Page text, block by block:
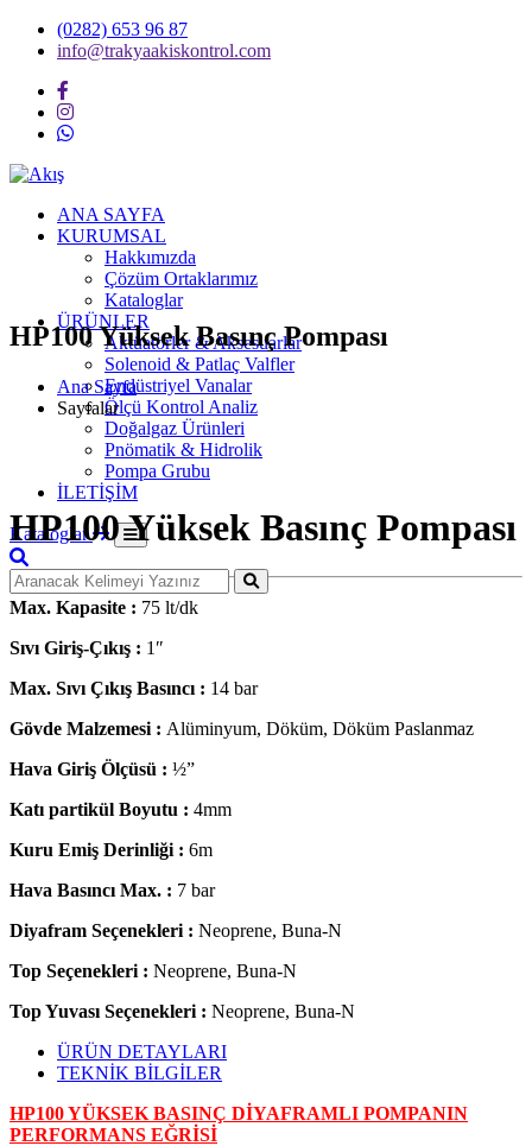
(0282) 653 96 87
info@trakyaakiskontrol.com
ANA SAYFA
KURUMSAL
Hakkımızda
Çözüm Ortaklarımız
Kataloglar
ÜRÜNLER
Aktüatörler & Aksesuarlar
Solenoid & Patlaç Valfler
Endüstriyel Vanalar
Ölçü Kontrol Analiz
Doğalgaz Ürünleri
Pnömatik & Hidrolik
Pompa Grubu
İLETİŞİM
Kataloglar
HP100 Yüksek Basınç Pompası
Ana Sayfa
Sayfalar
HP100 Yüksek Basınç Pompası
Max. Kapasite : 75 lt/dk
Sıvı Giriş-Çıkış : 1″
Max. Sıvı Çıkış Basıncı : 14 bar
Gövde Malzemesi : Alüminyum, Döküm, Döküm Paslanmaz
Hava Giriş Ölçüsü : ½”
Katı partikül Boyutu : 4mm
Kuru Emiş Derinliği : 6m
Hava Basıncı Max. : 7 bar
Diyafram Seçenekleri : Neoprene, Buna-N
Top Seçenekleri : Neoprene, Buna-N
Top Yuvası Seçenekleri : Neoprene, Buna-N
ÜRÜN DETAYLARI
TEKNİK BİLGİLER
HP100 YÜKSEK BASINÇ DİYAFRAMLI POMPANIN
PERFORMANS EĞRİSİ